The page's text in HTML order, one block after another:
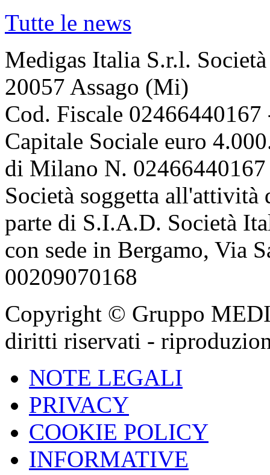
Tutte le news
Medigas Italia S.r.l.
20057 Assago (Mi)
Cod. Fiscale
Capitale Sociale euro
di Milano N.
Società soggetta
parte di S.I.A.D. Società
con sede in Bergamo, Via
00209070168
Copyright © Gruppo
diritti riservati -
NOTE LEGALI
PRIVACY
COOKIE POLICY
INFORMATIVE